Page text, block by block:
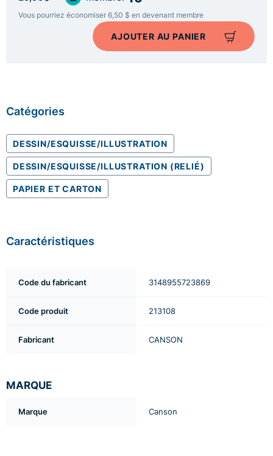
Vous pourriez économiser 6,50 $ en devenant membre
AJOUTER AU PANIER
Catégories
DESSIN/ESQUISSE/ILLUSTRATION
DESSIN/ESQUISSE/ILLUSTRATION (RELIÉ)
PAPIER ET CARTON
Caractéristiques
Code du fabricant 3148955723869
Code produit 213108
Fabricant CANSON
MARQUE
Marque Canson